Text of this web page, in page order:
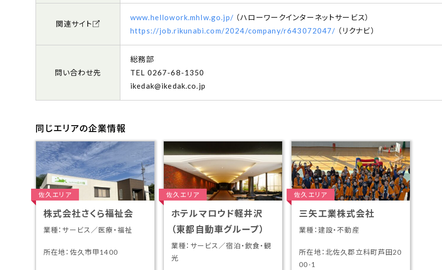
関連サイト
www.hellowork.mhlw.go.jp/ （ハローワークインターネットサービス）
https://job.rikunabi.com/2024/company/r643072047/ （リクナビ）
問い合わせ先
総務部
0267-68-1350
ikedak@ikedak.co.jp
同じエリアの企業情報
佐久エリア
株式会社さくら福祉会
業種：サービス／医療・福祉
所在地：佐久市甲1400
佐久エリア
ホテルマロウド軽井沢
（東都自動車グループ）
業種：サービス／宿泊・飲食・観
光
佐久エリア
三矢工業株式会社
業種：建設・不動産
所在地：北佐久郡立科町芦田20
00-1